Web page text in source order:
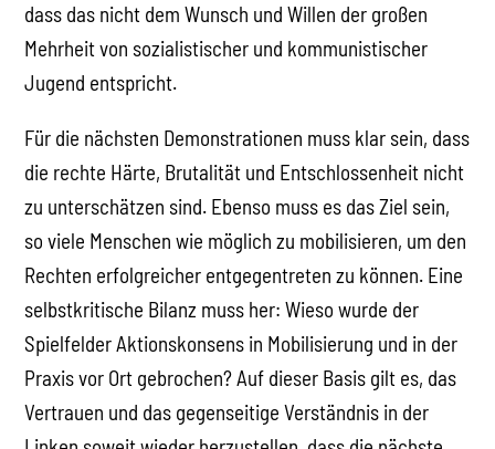
dass das nicht dem Wunsch und Willen der großen
Mehrheit von sozialistischer und kommunistischer
Jugend entspricht.
Für die nächsten Demonstrationen muss klar sein, dass
die rechte Härte, Brutalität und Entschlossenheit nicht
zu unterschätzen sind. Ebenso muss es das Ziel sein,
so viele Menschen wie möglich zu mobilisieren, um den
Rechten erfolgreicher entgegentreten zu können. Eine
selbstkritische Bilanz muss her: Wieso wurde der
Spielfelder Aktionskonsens in Mobilisierung und in der
Praxis vor Ort gebrochen? Auf dieser Basis gilt es, das
Vertrauen und das gegenseitige Verständnis in der